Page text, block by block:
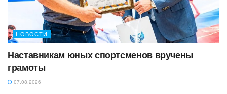
НОВОСТИ
Наставникам юных спортсменов вручены
грамоты
07.08.2026